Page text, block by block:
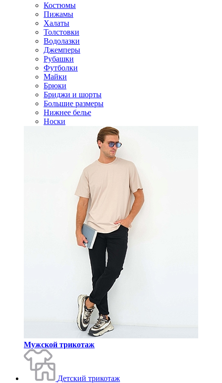
Костюмы
Пижамы
Халаты
Толстовки
Водолазки
Джемперы
Рубашки
Футболки
Майки
Брюки
Бриджи и шорты
Большие размеры
Нижнее белье
Носки
Мужской трикотаж
Детский трикотаж